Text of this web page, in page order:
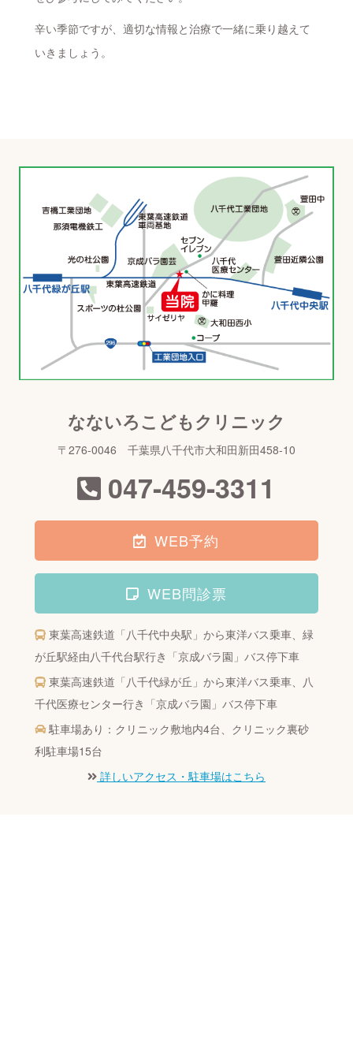
辛い季節ですが、適切な情報と治療で一緒に乗り越えて
いきましょう。
なないろこどもクリニック
〒276-0046 千葉県八千代市大和田新田458-10
047-459-3311
WEB予約
WEB問診票
東葉高速鉄道「八千代中央駅」から東洋バス乗車、 緑
が丘駅経由八千代台駅行き「京成バラ園」バス停下車
東葉高速鉄道「八千代緑が丘」から東洋バス乗車、
八
千代医療センター行き「京成バラ園」バス停下車
駐車場あり：クリニック敷地内4台、クリニック裏砂
利駐車場15台
詳しいアクセス・駐車場はこちら